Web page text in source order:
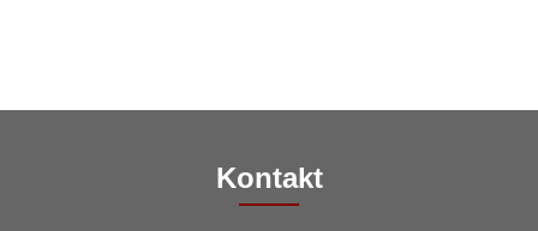
Kontakt